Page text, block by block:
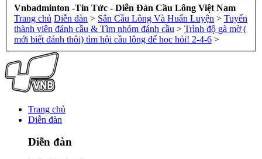
Vnbadminton -Tin Tức - Diễn Đàn Cầu Lông Việt Nam
Trang chủ Diễn đàn > Sân Cầu Lông Và Huấn Luyện > Tuyển
thành viên đánh cầu & Tìm nhóm đánh cầu > Trình độ gà mờ (
mới biết đánh thôi) tìm hội cầu lông để hoc hỏi! 2-4-6 >
Trang chủ
Diễn đàn
Diễn đàn